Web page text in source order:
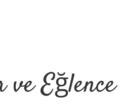
ve Eğlence